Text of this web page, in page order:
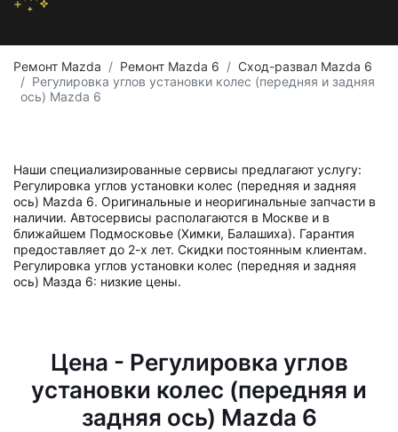
Ремонт Mazda Ремонт Mazda 6
Сход-развал Mazda 6
Регулировка углов установки колес (передняя и задняя
ось) Mazda 6
Наши специализированные сервисы предлагают услугу:
Регулировка углов установки колес (передняя и задняя
ось) Mazda 6. Оригинальные и неоригинальные запчасти в
наличии. Автосервисы располагаются в Москве и в
ближайшем Подмосковье (Химки, Балашиха). Гарантия
предоставляет до 2-х лет. Скидки постоянным клиентам.
Регулировка углов установки колес (передняя и задняя
ось) Мазда 6: низкие цены.
Цена - Регулировка углов
установки колес (передняя и
задняя ось) Mazda 6